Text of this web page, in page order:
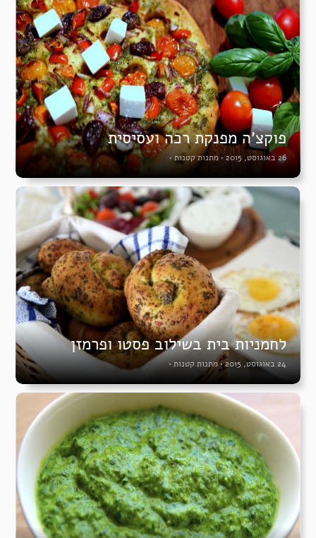
פוקצ’ה מפנקת רכה ועסיסית
26 באוגוסט, 2015 • מתנות קטנות•
לחמניות בית בשילוב פסטו ופרמזן
24 באוגוסט, 2015 •מתנות קטנות•